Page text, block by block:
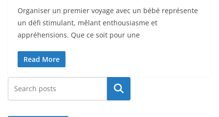
Organiser un premier voyage avec un bébé représente
un défi stimulant, mêlant enthousiasme et
appréhensions. Que ce soit pour une
Read More
Rechercher